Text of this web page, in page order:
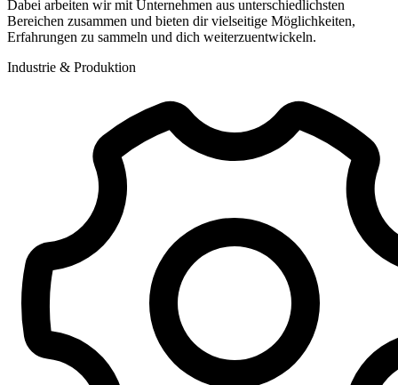
Dabei arbeiten wir mit Unternehmen aus unterschiedlichsten
Bereichen zusammen und bieten dir vielseitige Möglichkeiten,
Erfahrungen zu sammeln und dich weiterzuentwickeln.
Industrie & Produktion